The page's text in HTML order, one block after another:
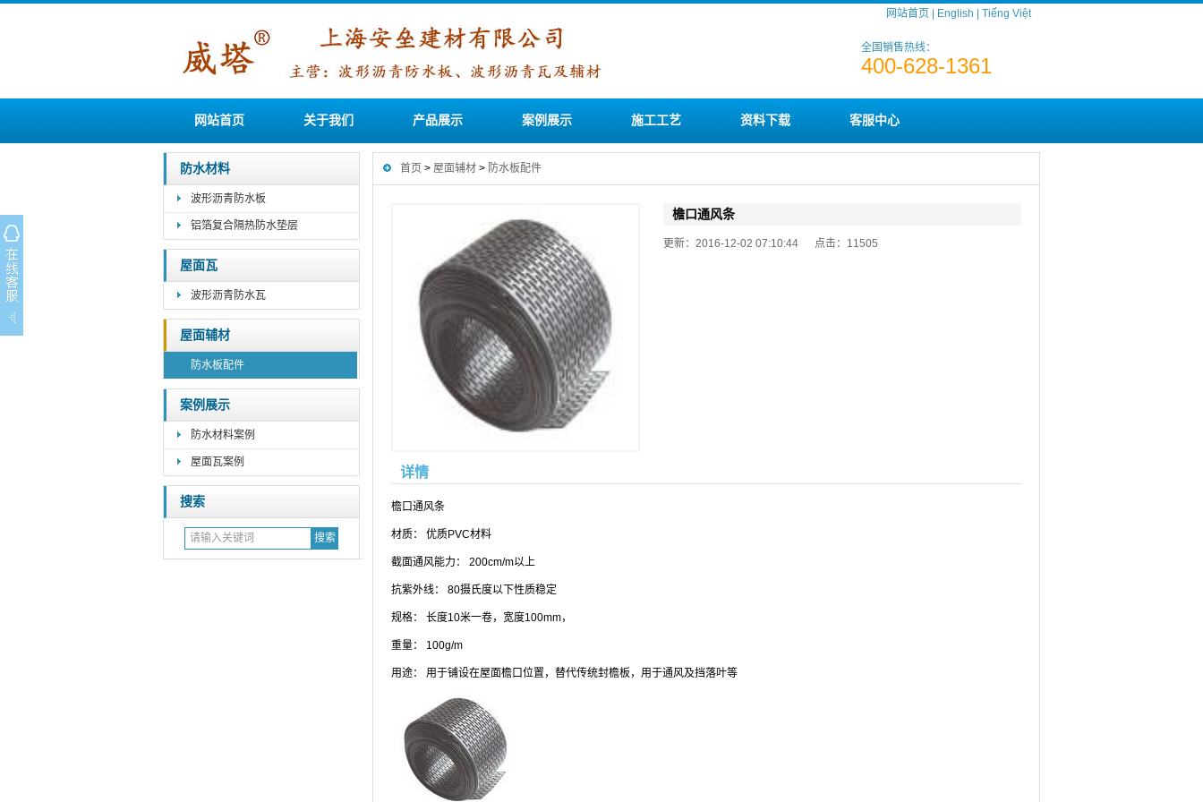
网站首页 English Tiếng Việt
全国销售热线：
400-628-1361
网站首页 关于我们 产品展示 案例展示 施工工艺 资料下载 客服中心
防水材料
波形沥青防水板
铝箔复合隔热防水垫层
屋面瓦
波形沥青防水瓦
屋面辅材
防水板配件
案例展示
防水材料案例
屋面瓦案例
搜索
首页 > 屋面辅材 > 防水板配件
檐口通风条
更新：2016-12-02 07:10:44 点击： 11505
详情
檐口通风条
材质： 优质PVC材料
截面通风能力： 200cm/m以上
抗紫外线： 80摄氏度以下性质稳定
规格： 长度10米一卷，宽度100mm，
重量： 100g/m
用途： 用于铺设在屋面檐口位置，替代传统封檐板，用于通风及挡落叶等